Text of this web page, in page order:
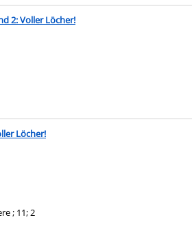
2: Voller Löcher!
Löcher!
; 11; 2